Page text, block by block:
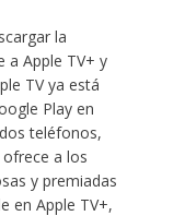
la
a Apple TV+ y
TV ya está
Play en
teléfonos,
a los
y premiadas
en Apple TV+,